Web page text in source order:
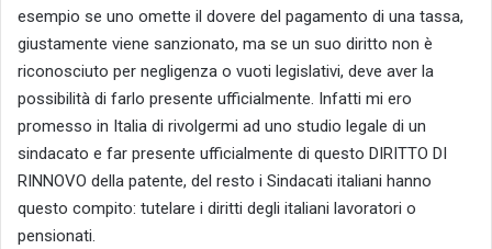
esempio se uno omette il dovere del pagamento di una tassa,
giustamente viene sanzionato, ma se un suo diritto non è
riconosciuto per negligenza o vuoti legislativi, deve aver la
possibilità di farlo presente ufficialmente. Infatti mi ero
promesso in Italia di rivolgermi ad uno studio legale di un
sindacato e far presente ufficialmente di questo DIRITTO DI
RINNOVO della patente, del resto i Sindacati italiani hanno
questo compito: tutelare i diritti degli italiani lavoratori o
pensionati.